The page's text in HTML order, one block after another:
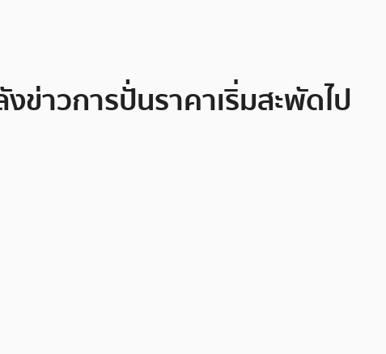
าวการปั่นราคาเริ่มสะพัดไป